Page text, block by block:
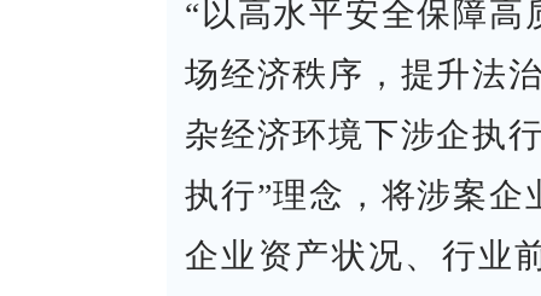
“以高水平安全保障
场经济秩序，提升法
杂经济环境下涉企执
执行”理念，将涉案
企业资产状况、行业